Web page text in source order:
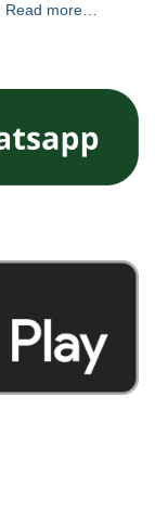
Read more…